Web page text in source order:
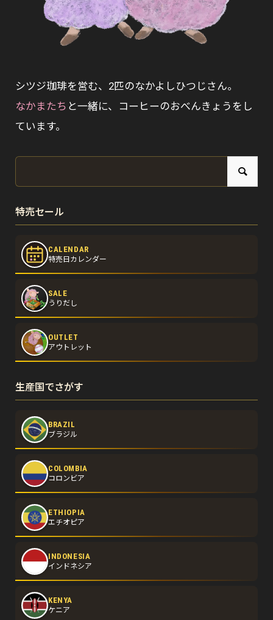
シツジ珈琲を営む、2匹のなかよしひつじさん。
なかまたち と一緒に、コーヒーのおべんきょうをし
ています。
特売セール
CALENDAR
特売日カレンダー
SALE
うりだし
OUTLET
アウトレット
生産国でさがす
BRAZIL
ブラジル
COLOMBIA
コロンビア
ETHIOPIA
エチオピア
INDONESIA
インドネシア
KENYA
ケニア